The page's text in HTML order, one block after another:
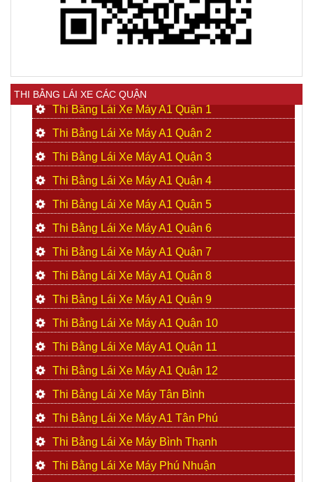
THI BẰNG LÁI XE CÁC QUẬN
Thi Bằng Lái Xe Máy A1 Quận 1
Thi Bằng Lái Xe Máy A1 Quận 2
Thi Bằng Lái Xe Máy A1 Quận 3
Thi Bằng Lái Xe Máy A1 Quận 4
Thi Bằng Lái Xe Máy A1 Quận 5
Thi Bằng Lái Xe Máy A1 Quận 6
Thi Bằng Lái Xe Máy A1 Quận 7
Thi Bằng Lái Xe Máy A1 Quận 8
Thi Bằng Lái Xe Máy A1 Quận 9
Thi Bằng Lái Xe Máy A1 Quận 10
Thi Bằng Lái Xe Máy A1 Quận 11
Thi Bằng Lái Xe Máy A1 Quận 12
Thi Bằng Lái Xe Máy Tân Bình
Thi Bằng Lái Xe Máy A1 Tân Phú
Thi Bằng Lái Xe Máy Bình Thạnh
Thi Bằng Lái Xe Máy Phú Nhuận